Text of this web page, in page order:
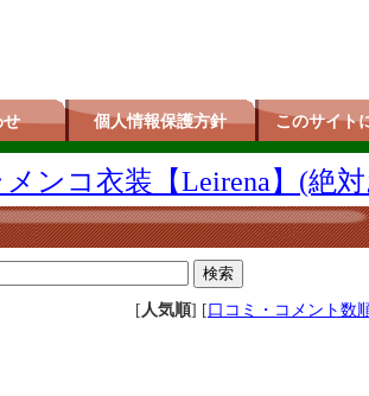
せ 個人情報保護方針 このサイト
ンコ衣装【Leirena】(絶
[ 人気順] [ 口コミ・コメント数